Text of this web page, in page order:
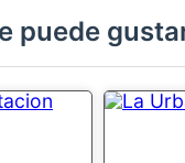
puede